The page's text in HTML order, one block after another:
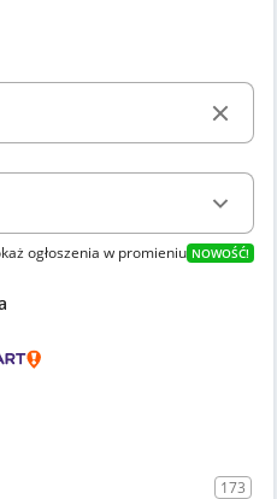
ogłoszenia w promieniu NOWOŚĆ!
173